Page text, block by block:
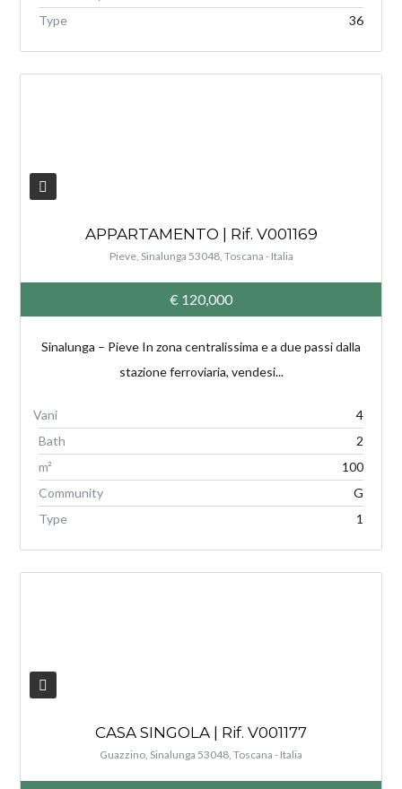
Type
36
APPARTAMENTO | Rif. V001169
Pieve, Sinalunga 53048, Toscana - Italia
€ 120,000
Sinalunga – Pieve In zona centralissima e a due passi dalla
stazione ferroviaria, vendesi...
4
Bath
2
m²
100
Community
G
Type
1
CASA SINGOLA | Rif. V001177
Guazzino, Sinalunga 53048, Toscana - Italia